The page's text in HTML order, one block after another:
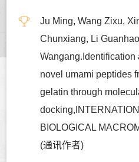
Ju Ming, Wang Zixu,
Chunxiang, Li
novel umami peptides
gelatin through
BIOLOGICAL
(通讯作者)